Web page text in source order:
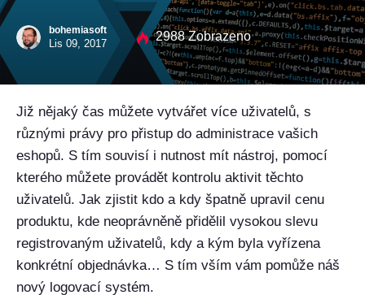
bohemiasoft
Lis 09, 2017
2988 Zobrazeno
Již nějaký čas můžete vytvářet více uživatelů, s
různými právy pro přistup do administrace vašich
eshopů. S tím souvisí i nutnost mít nástroj, pomocí
kterého můžete provádět kontrolu aktivit těchto
uživatelů. Jak zjistit kdo a kdy špatně upravil cenu
produktu, kde neoprávněně přidělil vysokou slevu
registrovaným uživatelů, kdy a kým byla vyřízena
konkrétní objednávka… S tím vším vám pomůže náš
nový logovací systém.